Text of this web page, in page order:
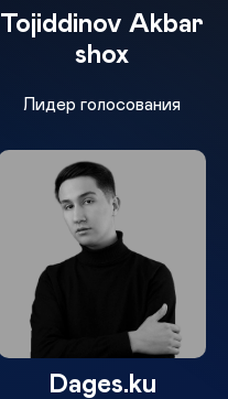
Tojiddinov Akbar
shox
Лидер голосования
Dages.ku